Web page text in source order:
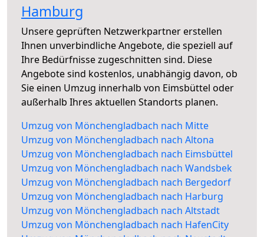
Hamburg
Unsere geprüften Netzwerkpartner erstellen
Ihnen unverbindliche Angebote, die speziell auf
Ihre Bedürfnisse zugeschnitten sind. Diese
Angebote sind kostenlos, unabhängig davon, ob
Sie einen Umzug innerhalb von Eimsbüttel oder
außerhalb Ihres aktuellen Standorts planen.
Umzug von Mönchengladbach nach Mitte
Umzug von Mönchengladbach nach Altona
Umzug von Mönchengladbach nach Eimsbüttel
Umzug von Mönchengladbach nach Wandsbek
Umzug von Mönchengladbach nach Bergedorf
Umzug von Mönchengladbach nach Harburg
Umzug von Mönchengladbach nach Altstadt
Umzug von Mönchengladbach nach HafenCity